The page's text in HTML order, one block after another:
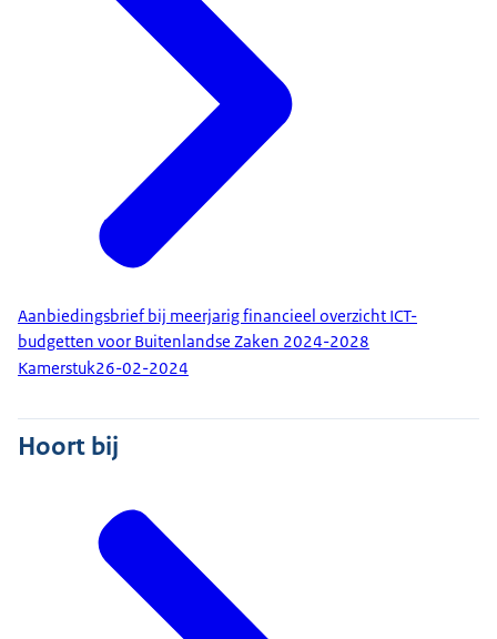
Aanbiedingsbrief bij meerjarig financieel overzicht ICT-
budgetten voor Buitenlandse Zaken 2024-2028
Kamerstuk26-02-2024
Hoort bij